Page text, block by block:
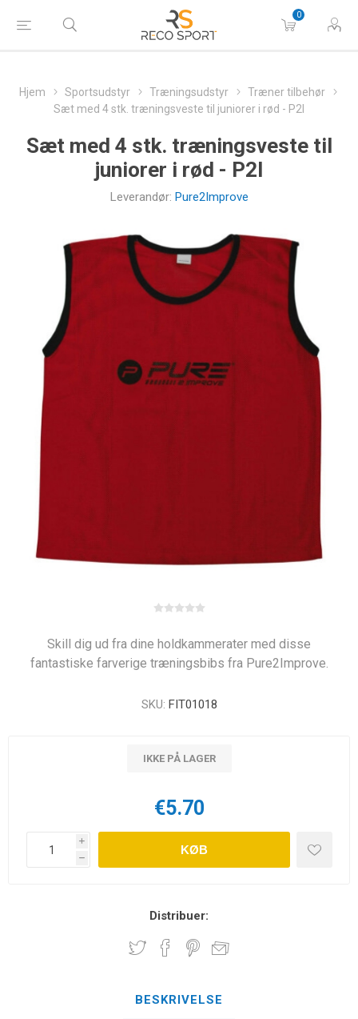
0
Hjem Sportsudstyr Træningsudstyr
Træner tilbehør
Sæt med 4 stk. træningsveste til juniorer i rød - P2I
Sæt med 4 stk. træningsveste til
juniorer i rød - P2I
Leverandør: Pure2Improve
Skill dig ud fra dine holdkammerater med disse
fantastiske farverige træningsbibs fra Pure2Improve.
SKU: FIT01018
IKKE PÅ LAGER
€5.70
i
h
KØB
Distribuer:
BESKRIVELSE